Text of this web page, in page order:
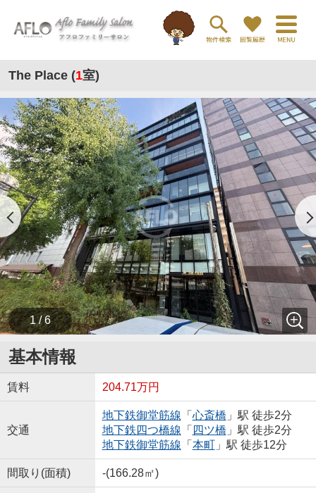
The Place (1室)
1 / 6
基本情報
賃料 204.71万円
交通
地下鉄御堂筋線 「 心斎橋 」駅 徒歩2分
地下鉄四つ橋線 「 四ツ橋 」駅 徒歩2分
地下鉄御堂筋線 「 本町」駅 徒歩12分
間取り(面積) -(166.28㎡)